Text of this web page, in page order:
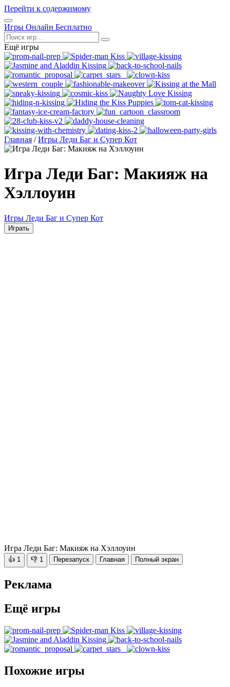
Перейти к содержимому
Открыть
меню
Игры Онлайн Бесплатно
Поиск
Ещё игры
Главная / Игры Леди Баг и Супер Кот
Игра Леди Баг: Макияж на
Хэллоуин
Игры Леди Баг и Супер Кот
Играть
Игра Леди Баг: Макияж на Хэллоуин
👍 1 👎 1 Перезапуск Главная Полный экран
Реклама
Ещё игры
Похожие игры